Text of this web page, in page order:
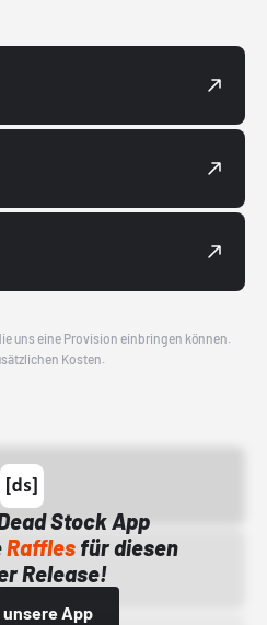
uns eine Provision einbringen können.
Kosten.
Stock App
Rafflesfür diesen
Release!
unsere App